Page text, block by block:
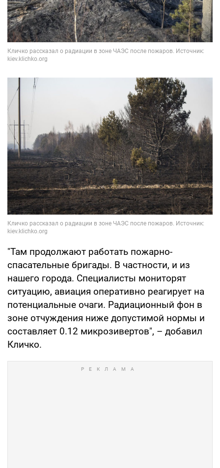
"Там продолжают работать пожарно-
спасательные бригады. В частности, и из
нашего города. Специалисты мониторят
ситуацию, авиация оперативно реагирует на
потенциальные очаги. Радиационный фон в
зоне отчуждения ниже допустимой нормы и
составляет 0.12 микрозивертов", – добавил
Кличко.